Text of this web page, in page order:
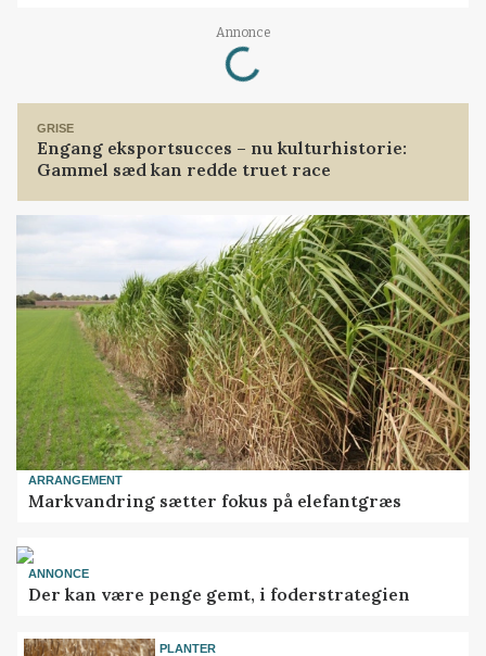
Annonce
Loading...
GRISE
Engang eksportsucces – nu kulturhistorie:
Gammel sæd kan redde truet race
ARRANGEMENT
Markvandring sætter fokus på elefantgræs
ANNONCE
Der kan være penge gemt, i foderstrategien
PLANTER